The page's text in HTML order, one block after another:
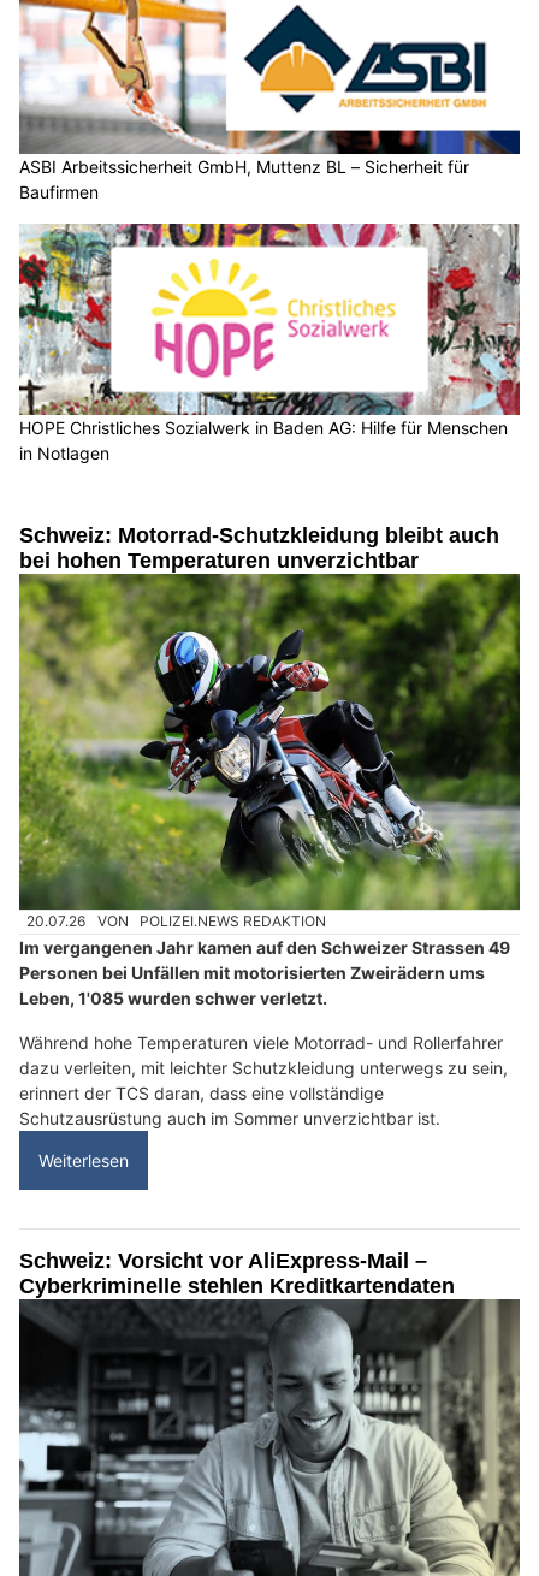
ASBI Arbeitssicherheit GmbH, Muttenz BL – Sicherheit für
Baufirmen
HOPE Christliches Sozialwerk in Baden AG: Hilfe für Menschen
in Notlagen
Schweiz: Motorrad-Schutzkleidung bleibt auch
bei hohen Temperaturen unverzichtbar
20.07.26 VON POLIZEI.NEWS REDAKTION
Im vergangenen Jahr kamen auf den Schweizer Strassen 49
Personen bei Unfällen mit motorisierten Zweirädern ums
Leben, 1'085 wurden schwer verletzt.
Während hohe Temperaturen viele Motorrad- und Rollerfahrer
dazu verleiten, mit leichter Schutzkleidung unterwegs zu sein,
erinnert der TCS daran, dass eine vollständige
Schutzausrüstung auch im Sommer unverzichtbar ist.
Weiterlesen
Schweiz: Vorsicht vor AliExpress-Mail –
Cyberkriminelle stehlen Kreditkartendaten